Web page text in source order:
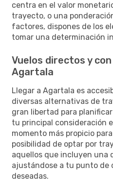
centra en el valor
trayecto, o una
factores, dispones de los
tomar una determinación
Vuelos directos y
Agartala
Llegar a Agartala es
diversas alternativas de
gran libertad para
tu principal consideración
momento más propicio
posibilidad de optar por
aquellos que incluyen una
ajustándose a tu punto de
deseadas.